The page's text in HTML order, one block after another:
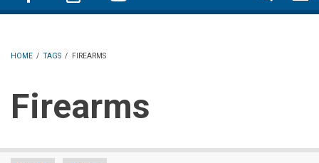
HOME / TAGS / FIREARMS
Firearms